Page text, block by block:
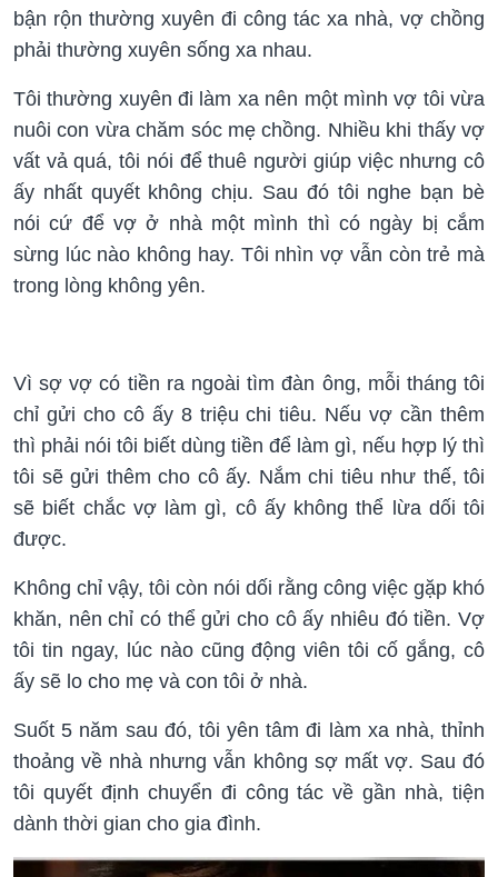
bận rộn thường xuyên đi công tác xa nhà, vợ chồng
phải thường xuyên sống xa nhau.
Tôi thường xuyên đi làm xa nên một mình vợ tôi vừa
nuôi con vừa chăm sóc mẹ chồng. Nhiều khi thấy vợ
vất vả quá, tôi nói để thuê người giúp việc nhưng cô
ấy nhất quyết không chịu. Sau đó tôi nghe bạn bè
nói cứ để vợ ở nhà một mình thì có ngày bị cắm
sừng lúc nào không hay. Tôi nhìn vợ vẫn còn trẻ mà
trong lòng không yên.
Vì sợ vợ có tiền ra ngoài tìm đàn ông, mỗi tháng tôi
chỉ gửi cho cô ấy 8 triệu chi tiêu. Nếu vợ cần thêm
thì phải nói tôi biết dùng tiền để làm gì, nếu hợp lý thì
tôi sẽ gửi thêm cho cô ấy. Nắm chi tiêu như thế, tôi
sẽ biết chắc vợ làm gì, cô ấy không thể lừa dối tôi
được.
Không chỉ vậy, tôi còn nói dối rằng công việc gặp khó
khăn, nên chỉ có thể gửi cho cô ấy nhiêu đó tiền. Vợ
tôi tin ngay, lúc nào cũng động viên tôi cố gắng, cô
ấy sẽ lo cho mẹ và con tôi ở nhà.
Suốt 5 năm sau đó, tôi yên tâm đi làm xa nhà, thỉnh
thoảng về nhà nhưng vẫn không sợ mất vợ. Sau đó
tôi quyết định chuyển đi công tác về gần nhà, tiện
dành thời gian cho gia đình.